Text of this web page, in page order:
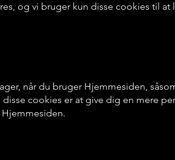
og vi bruger kun disse cookies til at
når du bruger Hjemmesiden,
cookies er at give dig en mere